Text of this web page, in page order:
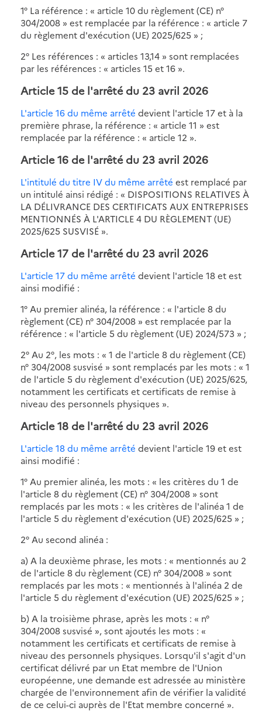
1° La référence : « article 10 du règlement (CE) n°
304/2008 » est remplacée par la référence : « article 7
du règlement d'exécution (UE) 2025/625 » ;
2° Les références : « articles 13,14 » sont remplacées
par les références : « articles 15 et 16 ».
Article 15 de l'arrêté du 23 avril 2026
L'article 16 du même arrêté devient l'article 17 et à la
première phrase, la référence : « article 11 » est
remplacée par la référence : « article 12 ».
Article 16 de l'arrêté du 23 avril 2026
L'intitulé du titre IV du même arrêté est remplacé par
un intitulé ainsi rédigé : « DISPOSITIONS RELATIVES À
LA DÉLIVRANCE DES CERTIFICATS AUX ENTREPRISES
MENTIONNÉS À L'ARTICLE 4 DU RÈGLEMENT (UE)
2025/625 SUSVISÉ ».
Article 17 de l'arrêté du 23 avril 2026
L'article 17 du même arrêté devient l'article 18 et est
ainsi modifié :
1° Au premier alinéa, la référence : « l'article 8 du
règlement (CE) n° 304/2008 » est remplacée par la
référence : « l'article 5 du règlement (UE) 2024/573 » ;
2° Au 2°, les mots : « 1 de l'article 8 du règlement (CE)
n° 304/2008 susvisé » sont remplacés par les mots : « 1
de l'article 5 du règlement d'exécution (UE) 2025/625,
notamment les certificats et certificats de remise à
niveau des personnels physiques ».
Article 18 de l'arrêté du 23 avril 2026
L'article 18 du même arrêté devient l'article 19 et est
ainsi modifié :
1° Au premier alinéa, les mots : « les critères du 1 de
l'article 8 du règlement (CE) n° 304/2008 » sont
remplacés par les mots : « les critères de l'alinéa 1 de
l'article 5 du règlement d'exécution (UE) 2025/625 » ;
2° Au second alinéa :
a) A la deuxième phrase, les mots : « mentionnés au 2
de l'article 8 du règlement (CE) n° 304/2008 » sont
remplacés par les mots : « mentionnés à l'alinéa 2 de
l'article 5 du règlement d'exécution (UE) 2025/625 » ;
b) A la troisième phrase, après les mots : « n°
304/2008 susvisé », sont ajoutés les mots : «
notamment les certificats et certificats de remise à
niveau des personnels physiques. Lorsqu'il s'agit d'un
certificat délivré par un Etat membre de l'Union
européenne, une demande est adressée au ministère
chargée de l'environnement afin de vérifier la validité
de ce celui-ci auprès de l'Etat membre concerné ».